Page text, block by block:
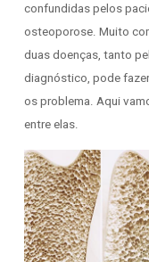
confundidas pelos
osteoporose. Muito
duas doenças, tanto
diagnóstico, pode
os problema. Aqui
entre elas.